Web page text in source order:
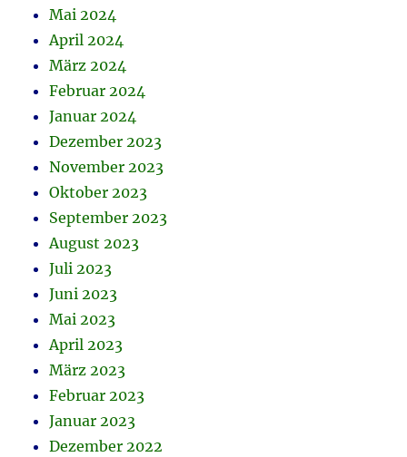
Mai 2024
April 2024
März 2024
Februar 2024
Januar 2024
Dezember 2023
November 2023
Oktober 2023
September 2023
August 2023
Juli 2023
Juni 2023
Mai 2023
April 2023
März 2023
Februar 2023
Januar 2023
Dezember 2022